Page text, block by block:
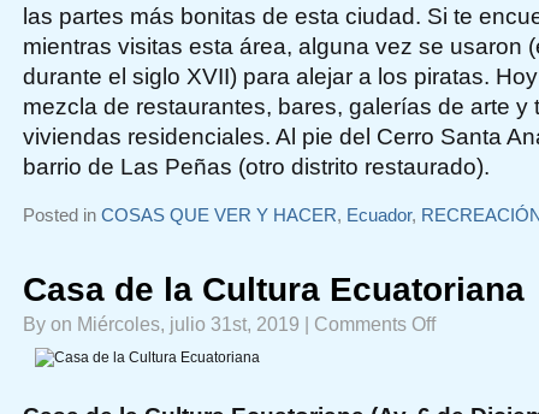
las partes más bonitas de esta ciudad. Si te
mientras visitas esta área, alguna vez se usaron
durante el siglo XVII) para alejar a los piratas.
mezcla de restaurantes, bares, galerías de arte y
viviendas residenciales. Al pie del Cerro Santa
barrio de Las Peñas (otro distrito restaurado).
Posted in COSAS QUE VER Y HACER, Ecuador,
Casa de la Cultura Ecuatoriana
By on Miércoles, julio 31st, 2019 | Comments Offon